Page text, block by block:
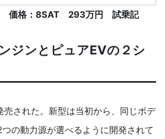
価格：8SAT 293万円 試乗記
ジンとピュアEVの２シ
された。新型は当初から、同じボデ
の動力源が選べるように開発されて